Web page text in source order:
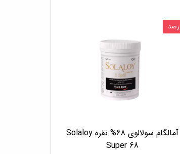
آمالگام سولالوی 68% نقره Solaloy
Super 68